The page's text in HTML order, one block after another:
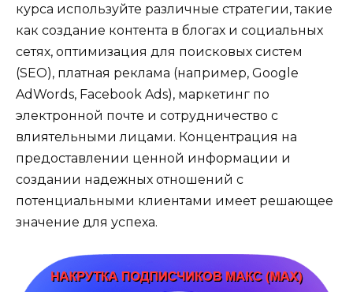
курса используйте различные стратегии, такие
как создание контента в блогах и социальных
сетях, оптимизация для поисковых систем
(SEO), платная реклама (например, Google
AdWords, Facebook Ads), маркетинг по
электронной почте и сотрудничество с
влиятельными лицами. Концентрация на
предоставлении ценной информации и
создании надежных отношений с
потенциальными клиентами имеет решающее
значение для успеха.